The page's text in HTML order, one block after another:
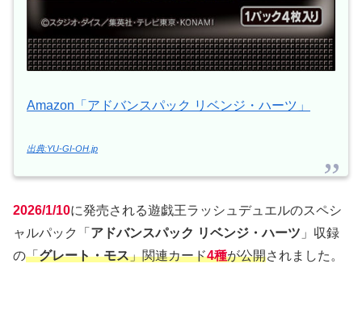
Amazon「アドバンスパック リベンジ・ハーツ」
出典:YU-GI-OH.jp
2026/1/10に発売される遊戯王ラッシュデュエルのスペシ
ャルパック「 アドバンスパック リベンジ・ハーツ 」収録
の「グレート・モス」関連カード4種が公開されました。